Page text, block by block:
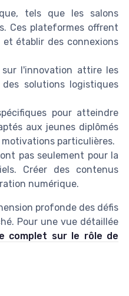
tels que les salons
Ces plateformes offrent
établir des connexions
l'innovation attire les
solutions logistiques
pour atteindre
aux jeunes diplômés
particulières.
pas seulement pour la
Créer des contenus
numérique.
profonde des défis
Pour une vue détaillée
complet sur le rôle de